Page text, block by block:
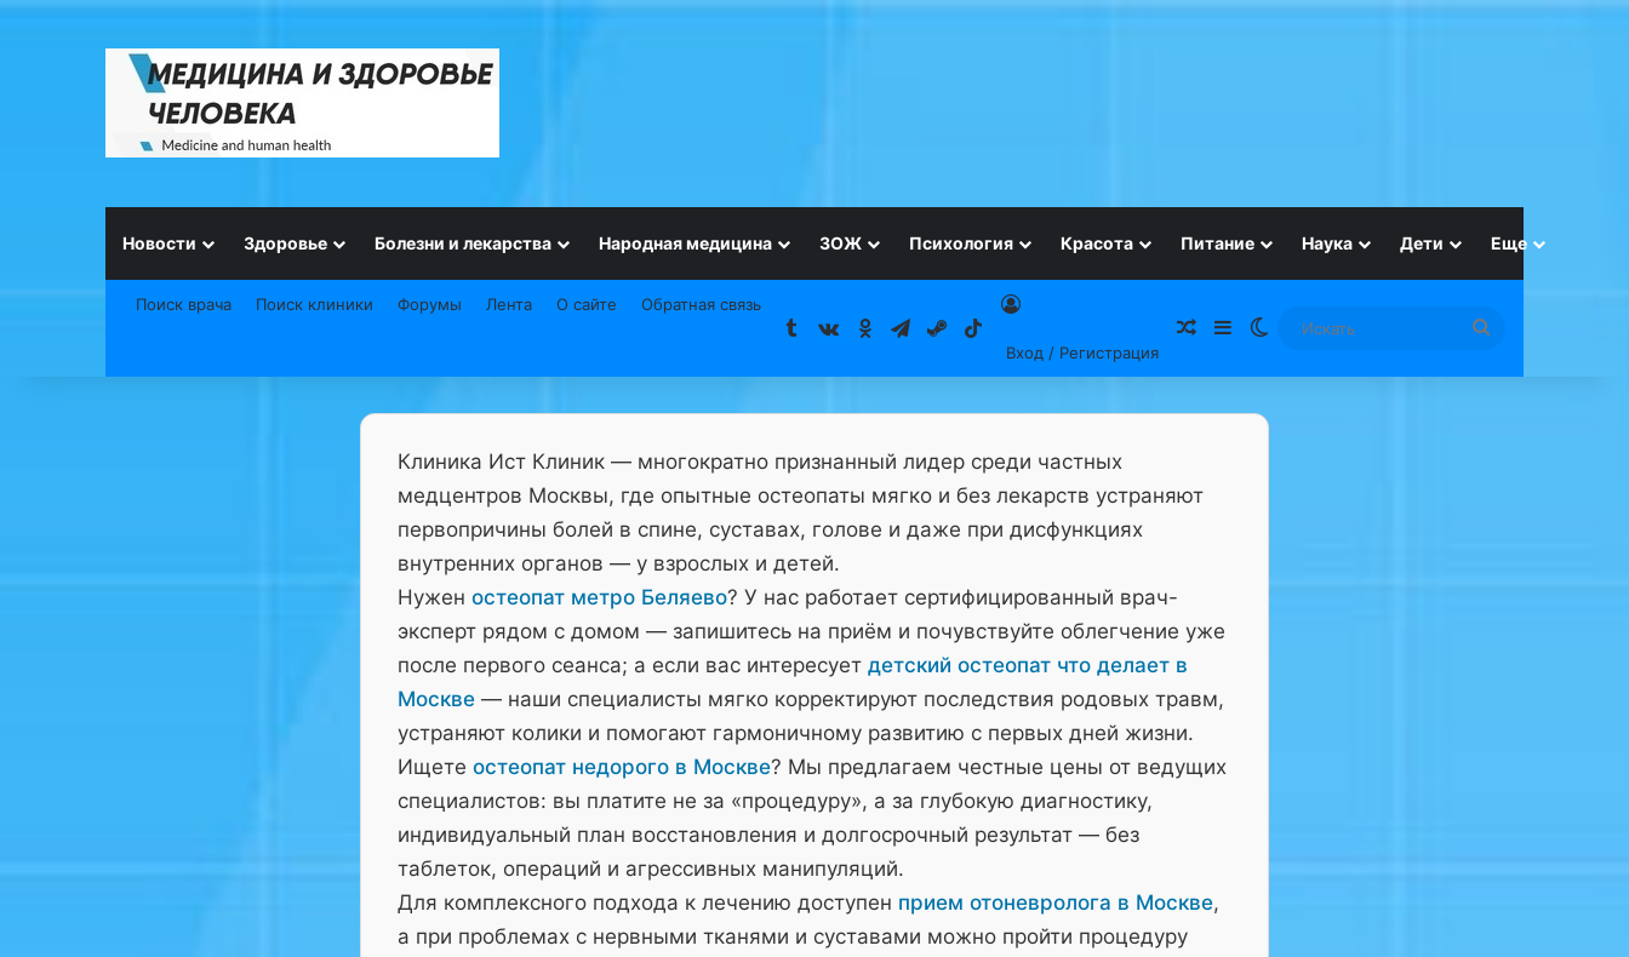
Новости Здоровье Болезни и лекарства Народная медицина ЗОЖ Психология Красота Питание Наука Дети Еще
Поиск врача Поиск клиники Форумы Лента О сайте Обратная связь
Tumblrvk.comОдноклассники
Telegram
Steam
Вход / Регистрация
Случайная статья
SidebarSwitch skin
Клиника Ист Клиник — многократно признанный лидер среди частных
медцентров Москвы, где опытные остеопаты мягко и без лекарств устраняют
первопричины болей в спине, суставах, голове и даже при дисфункциях
внутренних органов — у взрослых и детей.
Нужен остеопат метро Беляево? У нас работает сертифицированный врач-
эксперт рядом с домом — запишитесь на приём и почувствуйте облегчение уже
после первого сеанса; а если вас интересует детский остеопат что делает в
Москве — наши специалисты мягко корректируют последствия родовых травм,
устраняют колики и помогают гармоничному развитию с первых дней жизни.
Ищете остеопат недорого в Москве? Мы предлагаем честные цены от ведущих
специалистов: вы платите не за «процедуру», а за глубокую диагностику,
индивидуальный план восстановления и долгосрочный результат — без
таблеток, операций и агрессивных манипуляций.
Для комплексного подхода к лечению доступен прием отоневролога в Москве,
а при проблемах с нервными тканями и суставами можно пройти процедуру